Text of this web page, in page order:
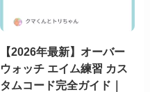
【2026年最新】オーバー
ウォッチ エイム練習 カス
タムコード完全ガイド｜